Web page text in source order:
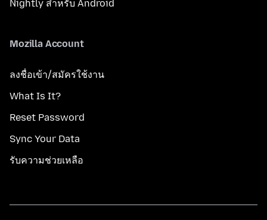
Nightly สำหรับ Android
Mozilla Account
ลงชื่อเข้า/สมัครใช้งาน
What Is It?
Reset Password
Sync Your Data
รับความช่วยเหลือ